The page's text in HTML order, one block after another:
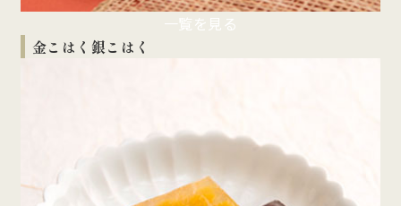
一覧を見る
金こはく銀こはく